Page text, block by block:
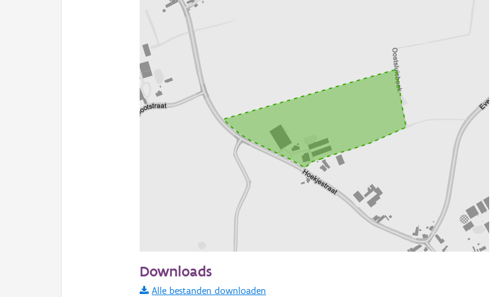
Informatie Vlaanderen
Downloads
Alle bestanden downloaden